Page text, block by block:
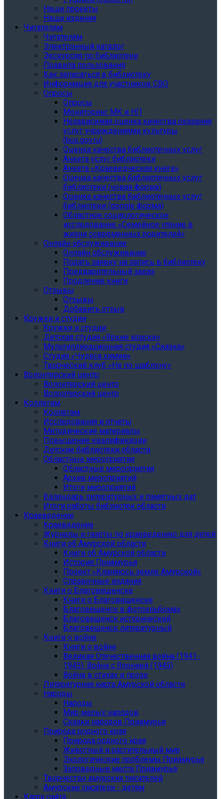
Наши проекты
Наши издания
Читателям
Читателям
Электронный каталог
Экскурсия по библиотеке
Правила пользования
Как записаться в библиотеку
Информация для участников СВО
Опросы
Опросы
Мониторинг МК и НП
Независимая оценка качества оказания
услуг учреждениями культуры
(bus.gov.ru)
Оценка качества библиотечных услуг
Анкета услуг библиотеки
Анкета «Краеведческая книга»
Oценка качества библиотечных услуг
библиотеки (новая форма)
Oценка качества библиотечных услуг
библиотеки (google форма)
Областное социологическое
исследование «Семейное чтение в
жизни современных родителей»
Онлайн обслуживание
Онлайн обслуживание
Подать заявку на запись в библиотеку
Предварительный заказ
Продление книги
Отзывы
Отзывы
Добавить отзыв
Кружки и студии
Кружки и студии
Детская студия «Яркие краски»
Мультипликационная студия «Сказка»
Студия «Чудеса химии»
Творческий клуб «Не по шаблону»
Волонтерский центр
Волонтерский центр
Волонтерский центр
Коллегам
Коллегам
Исследования и отчеты
Методические материалы
Повышение квалификации
Детские библиотеки области
Областные мероприятия
Областные мероприятия
Архив мероприятий
Итоги мероприятий
Календарь литературных и памятных дат
Итоги работы библиотек области
Краеведение
Краеведение
Журналы и газеты по краеведению для детей
Книги об Амурской области
Книги об Амурской области
История Приамурья
Проект «Кланяюсь земле Амурской»
Справочные издания
Книги о Благовещенске
Книги о Благовещенске
Благовещенск в фотоальбомах
Благовещенск исторический
Благовещенск литературный
Книги о войне
Книги о войне
Великая Отечественная война (1941-
1945). Война с Японией (1945)
Война в стихах и прозе
Литературная карта Амурской области
Народы
Народы
Мир малых народов
Сказки народов Приамурья
Природа родного края
Природа родного края
Животный и растительный мир
Экологические проблемы Приамурья
Заповедные места Приамурья
Творчество амурских писателей
Амурские писатели - детям
Карта сайта